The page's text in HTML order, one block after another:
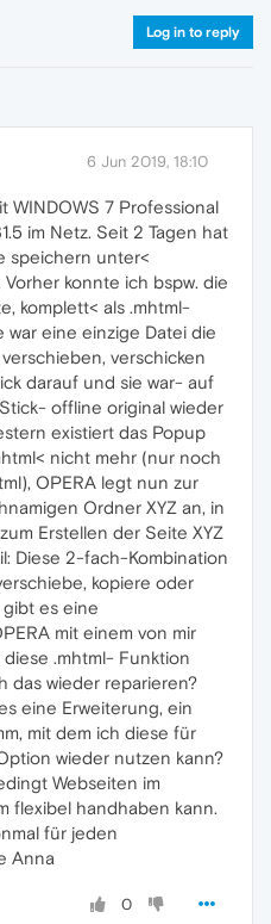
Log in to reply
6 Jun 2019, 18:10
WINDOWS 7 Professional
im Netz. Seit 2 Tagen hat
speichern unter<
konnte ich bspw. die
komplett< als .mhtml-
war eine einzige Datei die
verschicken
darauf und sie war- auf
offline original wieder
existiert das Popup
nicht mehr (nur noch
OPERA legt nun zur
Ordner XYZ an, in
Erstellen der Seite XYZ
Diese 2-fach-Kombination
kopiere oder
gibt es eine
mit einem von mir
.mhtml- Funktion
das wieder reparieren?
eine Erweiterung, ein
mit dem ich diese für
wieder nutzen kann?
Webseiten im
flexibel handhaben kann.
für jeden
Anna
0